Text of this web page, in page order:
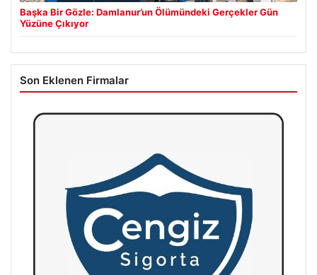
Başka Bir Gözle: Damlanur’un Ölümündeki Gerçekler Gün
Yüzüne Çıkıyor
Son Eklenen Firmalar